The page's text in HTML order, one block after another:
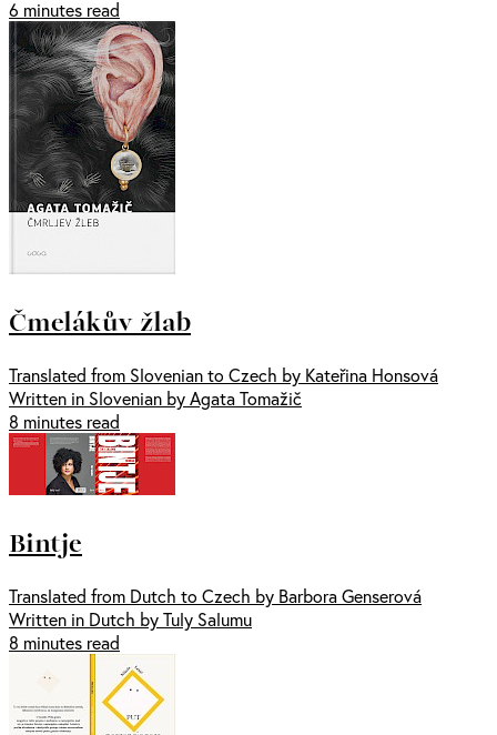
6 minutes read
Čmelákův žlab
Translated from Slovenian to Czech by Kateřina Honsová
Written in Slovenian by Agata Tomažič
8 minutes read
Bintje
Translated from Dutch to Czech by Barbora Genserová
Written in Dutch by Tuly Salumu
8 minutes read